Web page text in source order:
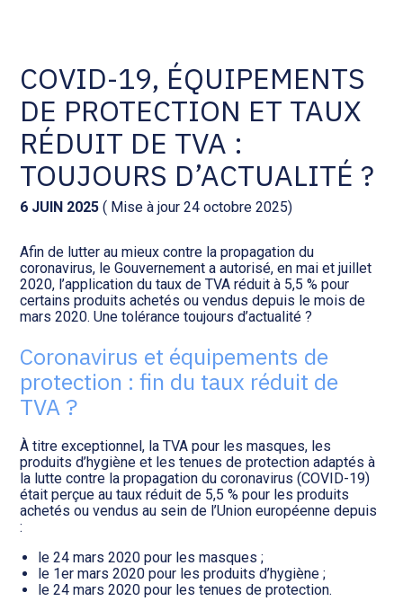
Social et ressources humaines
Assistance juridique
Pilotage d’entreprise
Audit légal
Gestion de patrimoine
Procédures collectives
Transition numérique
Tenue de votre comptabilité :
ACD
Facturation et pilotage :
EVOLIZ
Facturation et pilotage : MEG
Analyse et tableau de bord :
WAIBI
Gérer vos ressources
humaines : SILAE
COVID-19, ÉQUIPEMENTS
DE PROTECTION ET TAUX
RÉDUIT DE TVA :
TOUJOURS D’ACTUALITÉ ?
6 JUIN 2025 ( Mise à jour 24 octobre 2025)
Afin de lutter au mieux contre la propagation du
coronavirus, le Gouvernement a autorisé, en mai et juillet
2020, l’application du taux de TVA réduit à 5,5 % pour
certains produits achetés ou vendus depuis le mois de
mars 2020. Une tolérance toujours d’actualité ?
Coronavirus et équipements de
protection : fin du taux réduit de
TVA ?
À titre exceptionnel, la TVA pour les masques, les
produits d’hygiène et les tenues de protection adaptés à
la lutte contre la propagation du coronavirus (COVID-19)
était perçue au taux réduit de 5,5 % pour les produits
achetés ou vendus au sein de l’Union européenne depuis
:
le 24 mars 2020 pour les masques ;
le 1er mars 2020 pour les produits d’hygiène ;
le 24 mars 2020 pour les tenues de protection.